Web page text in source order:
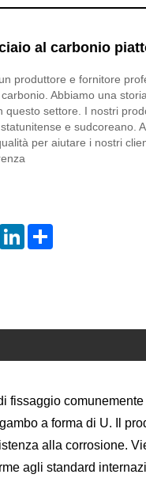
al carbonio
produttore e fornitore
Abbiamo una
questo settore. I nostri
e sudcoreano.
per aiutare i nostri
LinkedInShare
fissaggio
a forma di U. Il
alla corrosione.
agli standard